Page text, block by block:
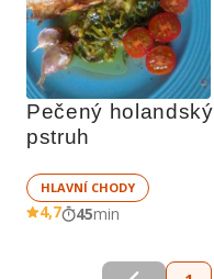
Pečený holandský
pstruh
HLAVNÍ CHODY
4,7 45min